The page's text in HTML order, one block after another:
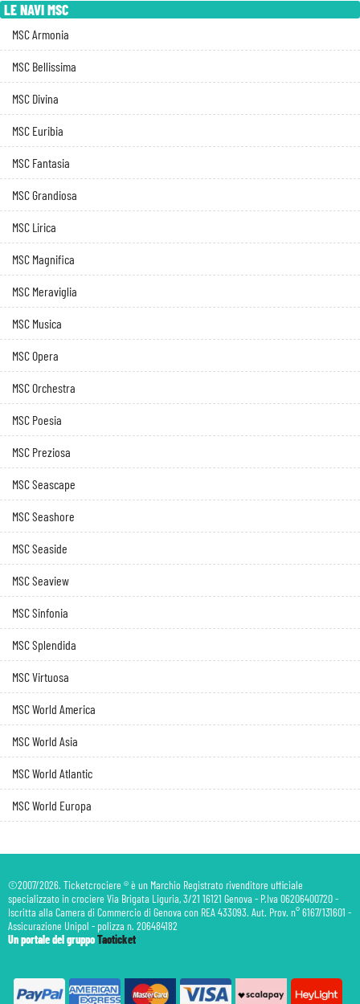
LE NAVI MSC
MSC Armonia
MSC Bellissima
MSC Divina
MSC Euribia
MSC Fantasia
MSC Grandiosa
MSC Lirica
MSC Magnifica
MSC Meraviglia
MSC Musica
MSC Opera
MSC Orchestra
MSC Poesia
MSC Preziosa
MSC Seascape
MSC Seashore
MSC Seaside
MSC Seaview
MSC Sinfonia
MSC Splendida
MSC Virtuosa
MSC World America
MSC World Asia
MSC World Atlantic
MSC World Europa
©2007/2026. Ticketcrociere ® è un Marchio Registrato rivenditore ufficiale
specializzato in crociere Via Brigata Liguria, 3/21 16121 Genova - P.Iva 06206400720 -
Iscritta alla Camera di Commercio di Genova con REA 433093. Aut. Prov. n° 6167/131601 -
Assicurazione Unipol - polizza n. 206484182
Un portale del gruppoTaoticket